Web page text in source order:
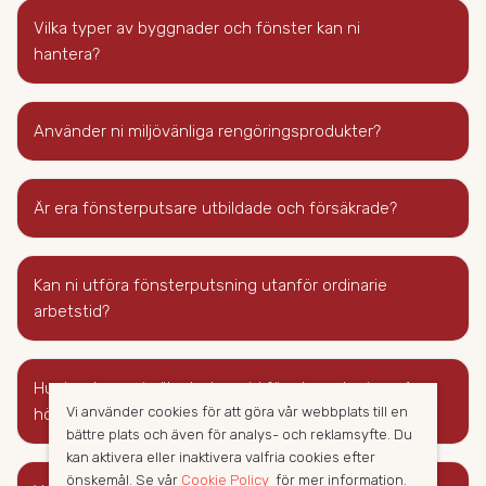
Vilka typer av byggnader och fönster kan ni
hantera?
Använder ni miljövänliga rengöringsprodukter?
Är era fönsterputsare utbildade och försäkrade?
Kan ni utföra fönsterputsning utanför ordinarie
arbetstid?
Hur hanterar ni säkerheten vid fönsterputsning på
hög höjd?
Vi använder cookies för att göra vår webbplats till en
bättre plats och även för analys- och reklamsyfte. Du
kan aktivera eller inaktivera valfria cookies efter
önskemål. Se vår Cookie Policy för mer information.